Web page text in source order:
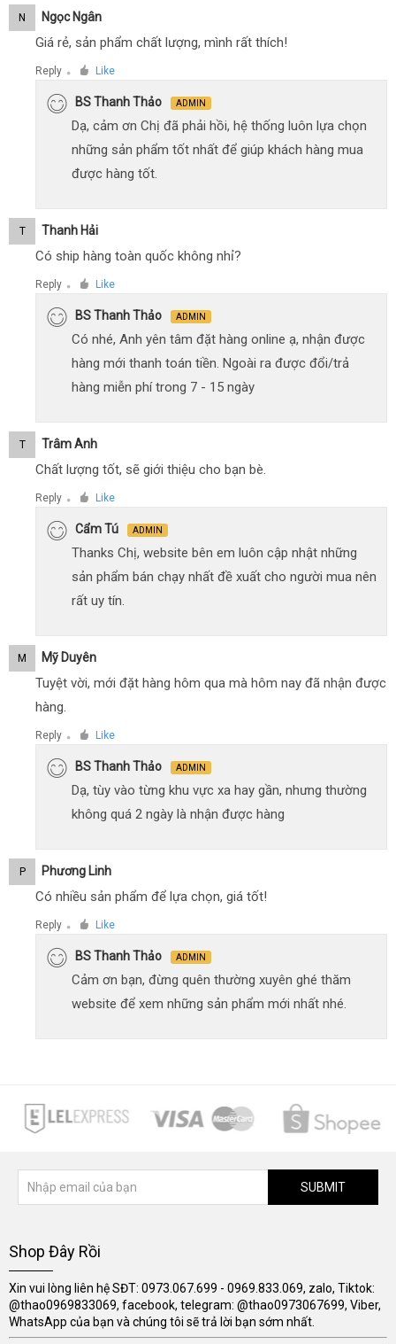
N Ngọc Ngân
Giá rẻ, sản phẩm chất lượng, mình rất thích!
Reply ● Like
BS Thanh Thảo ADMIN
Dạ, cảm ơn Chị đã phải hồi, hệ thống luôn lựa chọn
những sản phẩm tốt nhất để giúp khách hàng mua
được hàng tốt.
T Thanh Hải
Có ship hàng toàn quốc không nhỉ?
Reply ● Like
BS Thanh Thảo ADMIN
Có nhé, Anh yên tâm đặt hàng online ạ, nhận được
hàng mới thanh toán tiền. Ngoài ra được đổi/trả
hàng miễn phí trong 7 - 15 ngày
T Trâm Anh
Chất lượng tốt, sẽ giới thiệu cho bạn bè.
Reply ● Like
Cẩm Tú ADMIN
Thanks Chị, website bên em luôn cập nhật những
sản phẩm bán chạy nhất đề xuất cho người mua nên
rất uy tín.
M Mỹ Duyên
Tuyệt vời, mới đặt hàng hôm qua mà hôm nay đã nhận được
hàng.
Reply ● Like
BS Thanh Thảo ADMIN
Dạ, tùy vào từng khu vực xa hay gần, nhưng thường
không quá 2 ngày là nhận được hàng
P Phương Linh
Có nhiều sản phẩm để lựa chọn, giá tốt!
Reply ● Like
BS Thanh Thảo ADMIN
Cảm ơn bạn, đừng quên thường xuyên ghé thăm
website để xem những sản phẩm mới nhất nhé.
SUBMIT
Shop Đây Rồi
Xin vui lòng liên hệ SĐT: 0973.067.699 - 0969.833.069, zalo, Tiktok:
@thao0969833069, facebook, telegram: @thao0973067699, Viber,
WhatsApp của bạn và chúng tôi sẽ trả lời bạn sớm nhất.